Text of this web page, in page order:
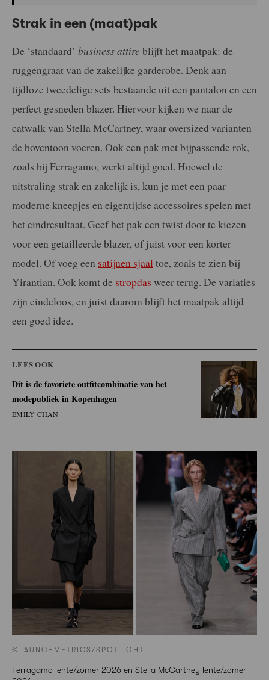
Strak in een (maat)pak
De ‘standaard’ business attire blijft het maatpak: de
ruggengraat van de zakelijke garderobe. Denk aan
tijdloze tweedelige sets bestaande uit een pantalon en een
perfect gesneden blazer. Hiervoor kijken we naar de
catwalk van Stella McCartney, waar oversized varianten
de boventoon voeren. Ook een pak met bijpassende rok,
zoals bij Ferragamo, werkt altijd goed. Hoewel de
uitstraling strak en zakelijk is, kun je met een paar
moderne kneepjes en eigentijdse accessoires spelen met
het eindresultaat. Geef het pak een twist door te kiezen
voor een getailleerde blazer, of juist voor een korter
model. Of voeg een satijnen sjaal toe, zoals te zien bij
Yirantian. Ook komt de stropdas weer terug. De variaties
zijn eindeloos, en juist daarom blijft het maatpak altijd
een goed idee.
LEES OOK
Dit is de favoriete outfitcombinatie van het
modepubliek in Kopenhagen
EMILY CHAN
©LAUNCHMETRICS/SPOTLIGHT
Ferragamo lente/zomer 2026 en Stella McCartney lente/zomer